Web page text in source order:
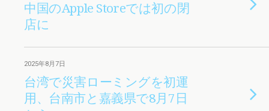
中国のApple Storeでは初の閉
店に
2025年8月7日
台湾で災害ローミングを初運
用、台南市と嘉義県で8月7日